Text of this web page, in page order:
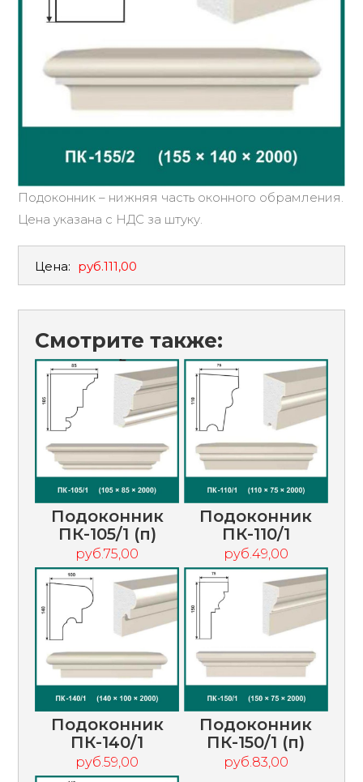
Подоконник – нижняя часть оконного обрамления.
Цена указана с НДС за штуку.
Цена: руб.111,00
Смотрите также:
Подоконник
ПК-105/1 (п)
руб.75,00
Подоконник
ПК-110/1
руб.49,00
Подоконник
ПК-140/1
руб.59,00
Подоконник
ПК-150/1 (п)
руб.83,00